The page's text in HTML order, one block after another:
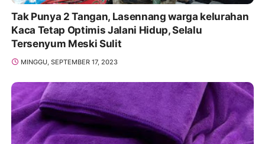
Tak Punya 2 Tangan, Lasennang warga kelurahan
Kaca Tetap Optimis Jalani Hidup, Selalu
Tersenyum Meski Sulit
MINGGU, SEPTEMBER 17, 2023